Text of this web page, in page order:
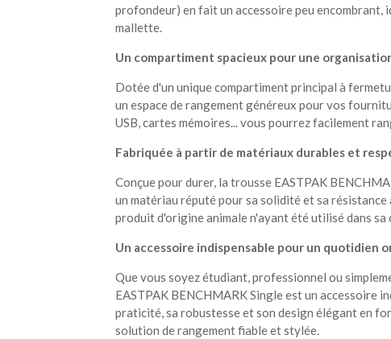
profondeur) en fait un accessoire peu encombrant,
mallette.
Un compartiment spacieux pour une
Dotée d'un unique compartiment principal à
un espace de rangement généreux pour vos
USB, cartes mémoires... vous pourrez facilement
Fabriquée à partir de matériaux durables et
Conçue pour durer, la trousse EASTPAK
un matériau réputé pour sa solidité et sa
produit d'origine animale n'ayant été utilisé dans sa
Un accessoire indispensable pour un quotidien
Que vous soyez étudiant, professionnel ou
EASTPAK BENCHMARK Single est un accessoire
praticité, sa robustesse et son design élégant en
solution de rangement fiable et stylée.